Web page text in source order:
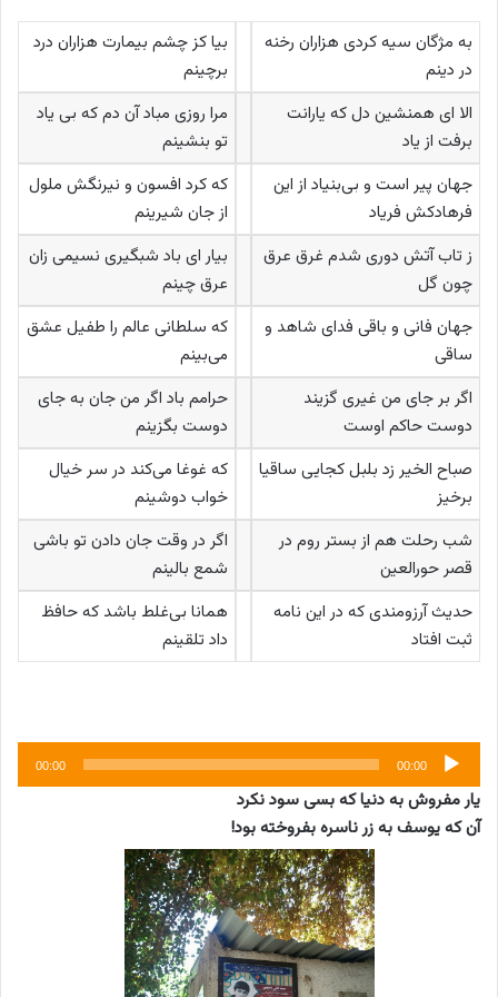
به مژگان سیه کردی هزاران رخنه
در دینم
بیا کز چشم بیمارت هزاران درد
برچینم
الا ای همنشین دل که یارانت
برفت از یاد
مرا روزی مباد آن دم که بی یاد
تو بنشینم
جهان پیر است و بی‌بنیاد از این
فرهادکش فریاد
که کرد افسون و نیرنگش ملول
از جان شیرینم
ز تاب آتش دوری شدم غرق عرق
چون گل
بیار ای باد شبگیری نسیمی زان
عرق چینم
جهان فانی و باقی فدای شاهد و
ساقی
که سلطانی عالم را طفیل عشق
می‌بینم
اگر بر جای من غیری گزیند
دوست حاکم اوست
حرامم باد اگر من جان به جای
دوست بگزینم
صباح الخیر زد بلبل کجایی ساقیا
برخیز
که غوغا می‌کند در سر خیال
خواب دوشینم
شب رحلت هم از بستر روم در
قصر حورالعین
اگر در وقت جان دادن تو باشی
شمع بالینم
حدیث آرزومندی که در این نامه
ثبت افتاد
همانا بی‌غلط باشد که حافظ
داد تلقینم
پخش‌کننده
صوت
00:00
00:00
یار مفروش به دنیا که بسی سود نکرد
آن که یوسف به زر ناسره بفروخته بود!